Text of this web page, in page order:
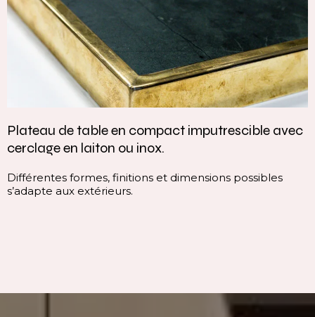
de table en compact imputrescible avec
en laiton ou inox.
formes, finitions et dimensions possibles
aux extérieurs.